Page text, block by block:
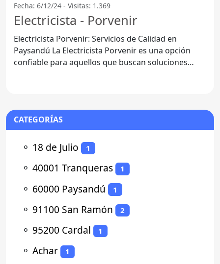
Fecha: 6/12/24 - Visitas: 1.369
Electricista - Porvenir
Electricista Porvenir: Servicios de Calidad en
Paysandú La Electricista Porvenir es una opción
confiable para aquellos que buscan soluciones
CATEGORÍAS
⚬ 18 de Julio 1
⚬ 40001 Tranqueras 1
⚬ 60000 Paysandú 1
⚬ 91100 San Ramón 2
⚬ 95200 Cardal 1
⚬ Achar 1